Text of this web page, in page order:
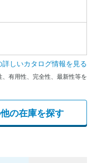
しいカタログ情報を見る
有用性、完全性、最新性等を
の在庫を探す